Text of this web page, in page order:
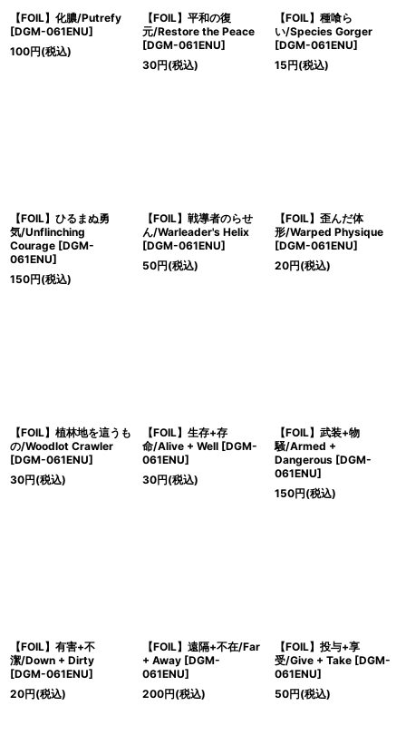
【FOIL】化膿/Putrefy
[DGM-061ENU]
100円(税込)
【FOIL】平和の復
元/Restore the Peace
[DGM-061ENU]
30円(税込)
【FOIL】種喰ら
い/Species Gorger
[DGM-061ENU]
15円(税込)
【FOIL】ひるまぬ勇
気/Unflinching
Courage [DGM-
061ENU]
150円(税込)
【FOIL】戦導者のらせ
ん/Warleader's Helix
[DGM-061ENU]
50円(税込)
【FOIL】歪んだ体
形/Warped Physique
[DGM-061ENU]
20円(税込)
【FOIL】植林地を這うも
の/Woodlot Crawler
[DGM-061ENU]
30円(税込)
【FOIL】生存+存
命/Alive + Well [DGM-
061ENU]
30円(税込)
【FOIL】武装+物
騒/Armed +
Dangerous [DGM-
061ENU]
150円(税込)
【FOIL】有害+不
潔/Down + Dirty
[DGM-061ENU]
20円(税込)
【FOIL】遠隔+不在/Far
+ Away [DGM-
061ENU]
200円(税込)
【FOIL】投与+享
受/Give + Take [DGM-
061ENU]
50円(税込)